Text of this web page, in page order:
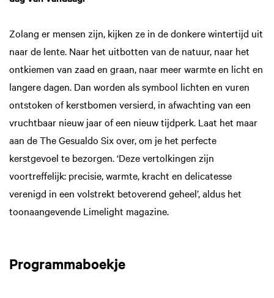
Zolang er mensen zijn, kijken ze in de donkere wintertijd uit
naar de lente. Naar het uitbotten van de natuur, naar het
ontkiemen van zaad en graan, naar meer warmte en licht en
langere dagen. Dan worden als symbool lichten en vuren
ontstoken of kerstbomen versierd, in afwachting van een
vruchtbaar nieuw jaar of een nieuw tijdperk. Laat het maar
aan de The Gesualdo Six over, om je het perfecte
kerstgevoel te bezorgen. ‘Deze vertolkingen zijn
voortreffelijk: precisie, warmte, kracht en delicatesse
verenigd in een volstrekt betoverend geheel’, aldus het
toonaangevende Limelight magazine.
Programmaboekje